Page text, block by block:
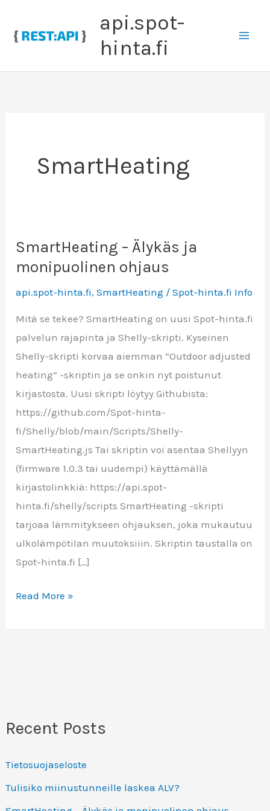
sisältöön
api.spot-
hinta.fi
Recent Posts
Tietosuojaseloste
Tulisiko miinustunneille laskea ALV?
SmartHeating
SmartHeating – Älykäs ja
monipuolinen ohjaus
api.spot-hinta.fi,SmartHeating /Spot-hinta.fi Info
Mitä se tekee? SmartHeating on uusi Spot-hinta.fi
palvelun rajapinta ja Shelly-skripti. Kyseinen
Shelly-skripti korvaa aiemman ”Outdoor adjusted
heating” -skriptin ja se onkin nyt poistunut
kirjastosta. Uusi skripti löytyy Githubista:
https://github.com/Spot-hinta-
fi/Shelly/blob/main/Scripts/Shelly-
SmartHeating.js Tai skriptin voi asentaa Shellyyn
(firmware 1.0.3 tai uudempi) käyttämällä
kirjastolinkkiä: https://api.spot-
hinta.fi/shelly/scripts SmartHeating -skripti
tarjoaa lämmitykseen ohjauksen, joka mukautuu
ulkolämpötilan muutoksiiin. Skriptin taustalla on
Spot-hinta.fi […]
SmartHeating
Read More »